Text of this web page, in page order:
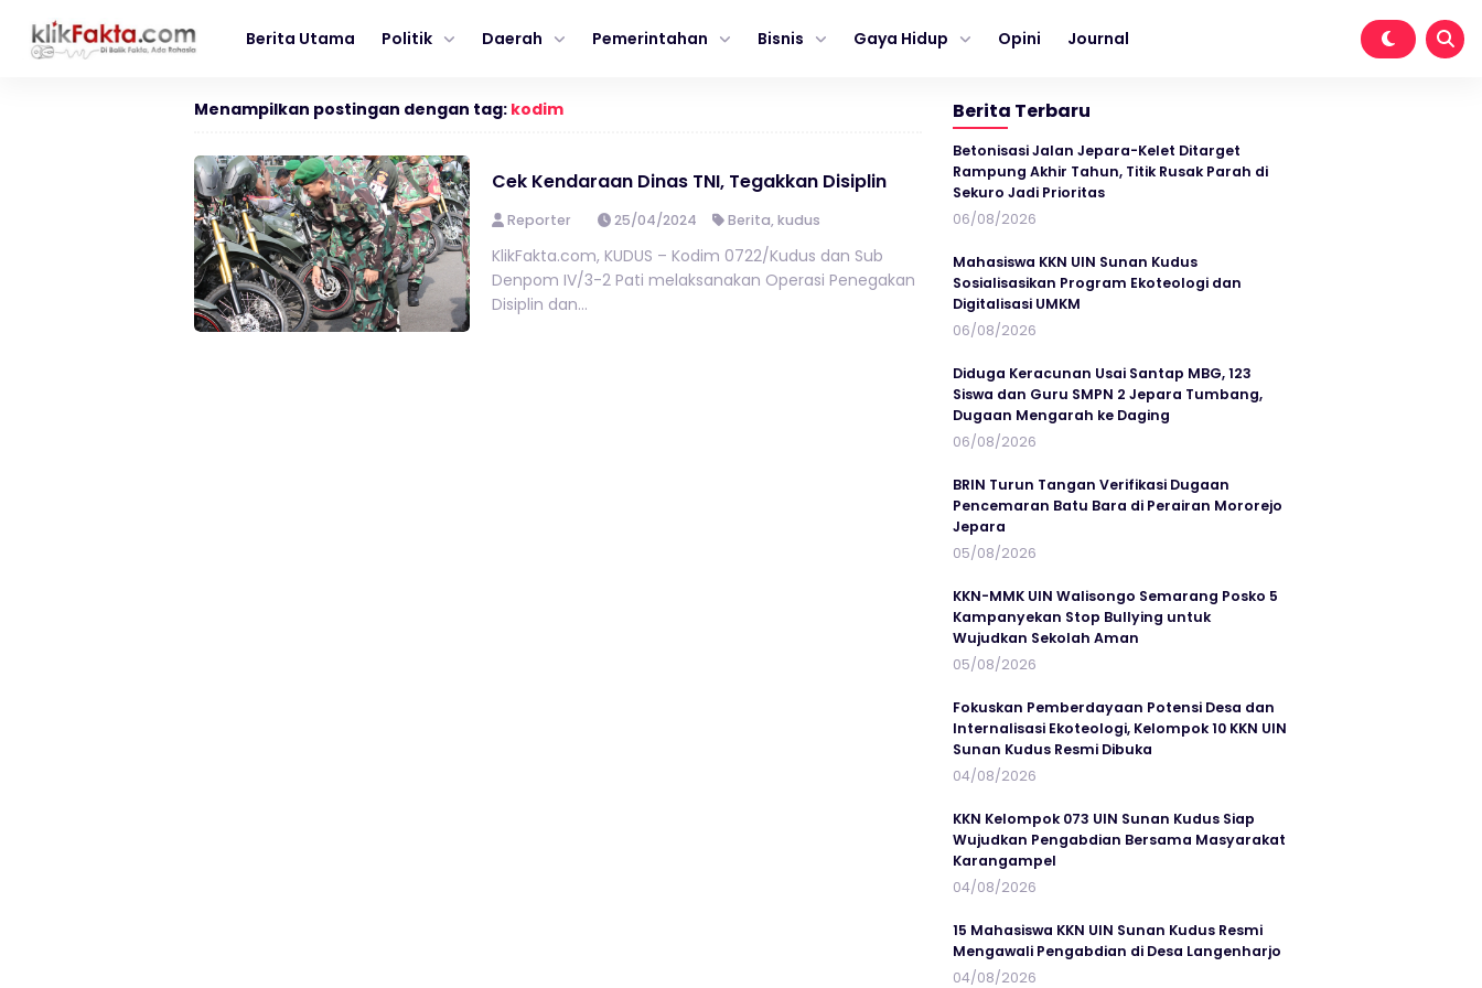
Berita Utama Politik Daerah Pemerintahan Bisnis Gaya Hidup Opini Journal
Menampilkan postingan dengan tag: kodim
Cek Kendaraan Dinas TNI, Tegakkan Disiplin
Reporter 25/04/2024 Berita,kudus
KlikFakta.com, KUDUS – Kodim 0722/Kudus dan Sub
Denpom IV/3-2 Pati melaksanakan Operasi Penegakan
Disiplin dan...
Berita Terbaru
Betonisasi Jalan Jepara-Kelet Ditarget
Rampung Akhir Tahun, Titik Rusak Parah di
Sekuro Jadi Prioritas
06/08/2026
Mahasiswa KKN UIN Sunan Kudus
Sosialisasikan Program Ekoteologi dan
Digitalisasi UMKM
06/08/2026
Diduga Keracunan Usai Santap MBG, 123
Siswa dan Guru SMPN 2 Jepara Tumbang,
Dugaan Mengarah ke Daging
06/08/2026
BRIN Turun Tangan Verifikasi Dugaan
Pencemaran Batu Bara di Perairan Mororejo
Jepara
05/08/2026
KKN-MMK UIN Walisongo Semarang Posko 5
Kampanyekan Stop Bullying untuk
Wujudkan Sekolah Aman
05/08/2026
Fokuskan Pemberdayaan Potensi Desa dan
Internalisasi Ekoteologi, Kelompok 10 KKN UIN
Sunan Kudus Resmi Dibuka
04/08/2026
KKN Kelompok 073 UIN Sunan Kudus Siap
Wujudkan Pengabdian Bersama Masyarakat
Karangampel
04/08/2026
15 Mahasiswa KKN UIN Sunan Kudus Resmi
Mengawali Pengabdian di Desa Langenharjo
04/08/2026